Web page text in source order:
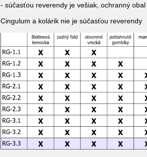
- súčasťou reverendy je vešiak, ochranný
Cingulum a kolárik nie je súčasťou reverendy